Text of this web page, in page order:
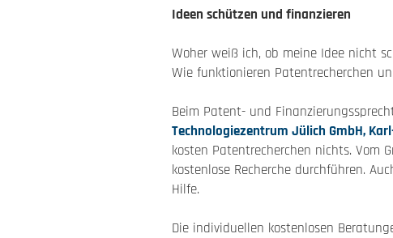
Ideen schützen und finanzieren
Woher weiß ich, ob meine Idee nicht
Wie funktionieren Patentrecherchen
Beim Patent- und
Technologiezentrum Jülich GmbH,
kosten Patentrecherchen nichts. Vom
kostenlose Recherche durchführen.
Hilfe.
Die individuellen kostenlosen